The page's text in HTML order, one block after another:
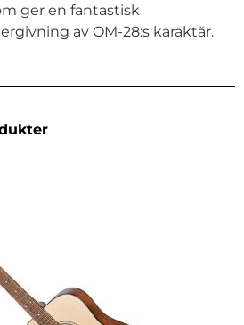
ger en fantastisk
av OM-28:s karaktär.